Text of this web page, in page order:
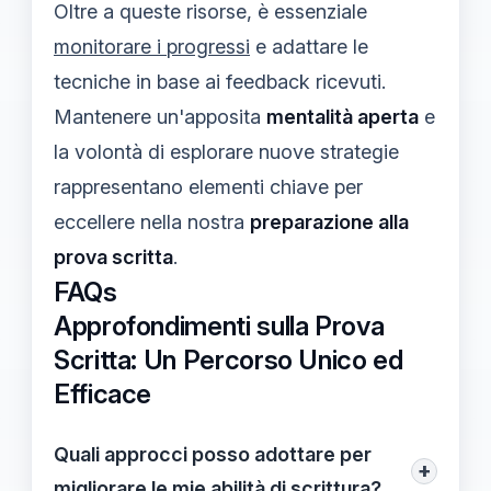
Oltre a queste risorse, è essenziale
monitorare i progressi e adattare le
tecniche in base ai feedback ricevuti.
Mantenere un'apposita mentalità aperta e
la volontà di esplorare nuove strategie
rappresentano elementi chiave per
eccellere nella nostra preparazione alla
prova scritta.
FAQs
Approfondimenti sulla Prova
Scritta: Un Percorso Unico ed
Efficace
Quali approcci posso adottare per
+